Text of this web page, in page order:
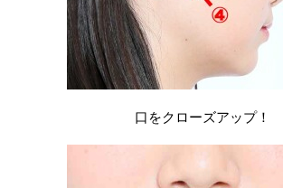
口をクローズアップ！